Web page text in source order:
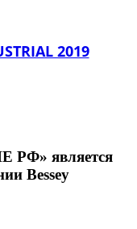
2019
является
Bessey